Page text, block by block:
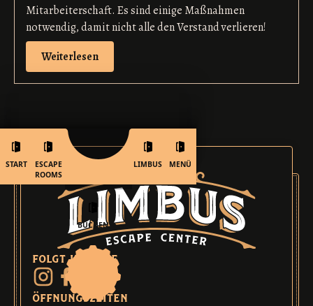
Mitarbeiterschaft. Es sind einige Maßnahmen
notwendig, damit nicht alle den Verstand verlieren!
Weiterlesen
START
ESCAPE
ROOMS
BUCHEN
LIMBUS MENÜ
folgt uns auf
öffnungszeiten